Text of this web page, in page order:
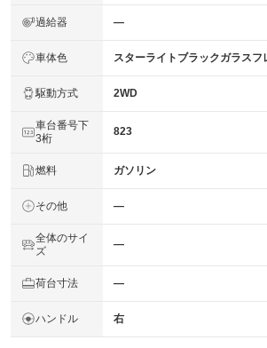
過給器 ―
車体色 スターライトブラックガラスフ
駆動方式 2WD
車台番号下
3桁
823
燃料 ガソリン
その他 ―
全体のサイ
ズ
―
荷台寸法 ―
ハンドル 右